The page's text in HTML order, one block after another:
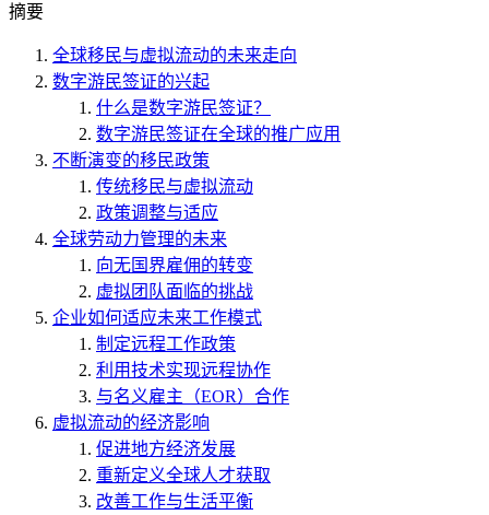
摘要
全球移民与虚拟流动的未来走向
数字游民签证的兴起
什么是数字游民签证？
数字游民签证在全球的推广应用
不断演变的移民政策
传统移民与虚拟流动
政策调整与适应
全球劳动力管理的未来
向无国界雇佣的转变
虚拟团队面临的挑战
企业如何适应未来工作模式
制定远程工作政策
利用技术实现远程协作
与名义雇主（EOR）合作
虚拟流动的经济影响
促进地方经济发展
重新定义全球人才获取
改善工作与生活平衡